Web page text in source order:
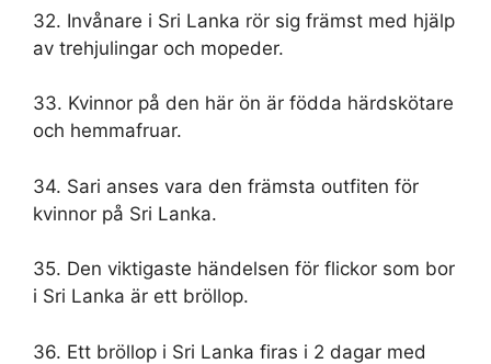
32. Invånare i Sri Lanka rör sig främst med hjälp
av trehjulingar och mopeder.
33. Kvinnor på den här ön är födda härdskötare
och hemmafruar.
34. Sari anses vara den främsta outfiten för
kvinnor på Sri Lanka.
35. Den viktigaste händelsen för flickor som bor
i Sri Lanka är ett bröllop.
36. Ett bröllop i Sri Lanka firas i 2 dagar med